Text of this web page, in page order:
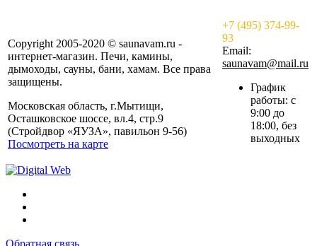
Copyright 2005-2020 © saunavam.ru -
интернет-магазин. Печи, камины,
дымоходы, сауны, бани, хамам. Все права
защищены.
Московская область, г.Мытищи,
Осташковское шоссе, вл.4, стр.9
(Стройдвор «ЯУЗА», павильон 9-56)
Посмотреть на карте
+7 (495) 374-99-
93
Email:
saunavam@mail.ru
График
работы: с
9:00 до
18:00, без
выходных
Обратная связь